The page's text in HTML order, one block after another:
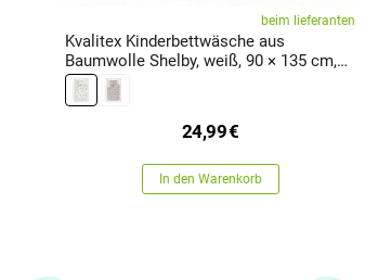
beim lieferanten
Kvalitex Kinderbettwäsche aus
Baumwolle Shelby, weiß, 90 × 135 cm,
45 × 60 cm
24,99€
In den Warenkorb